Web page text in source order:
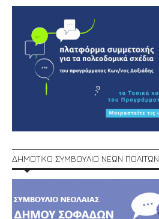
ΔΗΜΟΤΙΚΟ ΣΥΜΒΟΥΛΙΟ ΝΕΩΝ ΠΟΛΙΤΩΝ